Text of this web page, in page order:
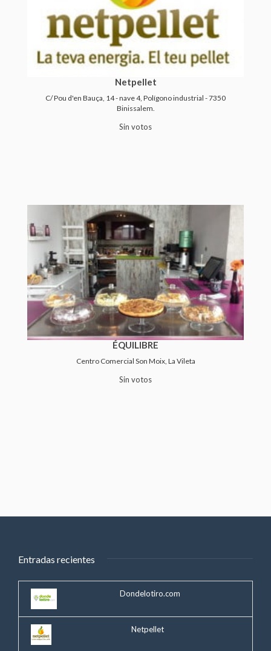
Netpellet
C/ Pou d'en Bauça, 14 - nave 4, Polígono industrial - 7350
Binissalem.
Sin votos
ÉQUILIBRE
Centro Comercial Son Moix, La Vileta
Sin votos
Entradas recientes
Dondelotiro.com
Netpellet